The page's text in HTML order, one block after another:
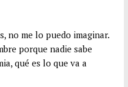
no me lo puedo imaginar.
porque nadie sabe
qué es lo que va a